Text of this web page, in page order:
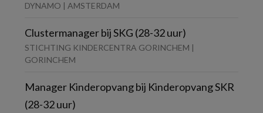
DYNAMO | AMSTERDAM
Clustermanager bij SKG (28-32 uur)
STICHTING KINDERCENTRA GORINCHEM |
GORINCHEM
Manager Kinderopvang bij Kinderopvang SKR
(28-32 uur)